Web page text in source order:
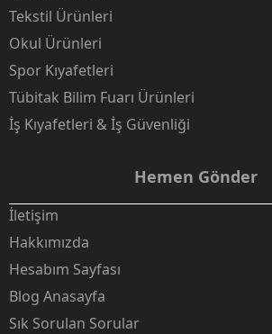
Tekstil Ürünleri
Okul Ürünleri
Spor Kıyafetleri
Tübitak Bilim Fuarı Ürünleri
İş Kıyafetleri & İş Güvenliği
Hemen Gönder
İletişim
Hakkımızda
Hesabım Sayfası
Blog Anasayfa
Sık Sorulan Sorular